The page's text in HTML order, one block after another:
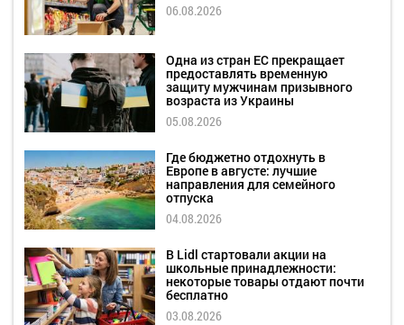
06.08.2026
Одна из стран ЕС прекращает
предоставлять временную
защиту мужчинам призывного
возраста из Украины
05.08.2026
Где бюджетно отдохнуть в
Европе в августе: лучшие
направления для семейного
отпуска
04.08.2026
В Lidl стартовали акции на
школьные принадлежности:
некоторые товары отдают почти
бесплатно
03.08.2026